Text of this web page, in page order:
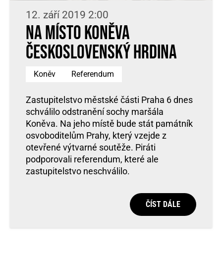
12. září 2019 2:00
Na místo Koněva
československý hrdina
Koněv Referendum
Zastupitelstvo městské části Praha 6 dnes
schválilo odstranění sochy maršála
Koněva. Na jeho místě bude stát památník
osvoboditelům Prahy, který vzejde z
otevřené výtvarné soutěže. Piráti
podporovali referendum, které ale
zastupitelstvo neschválilo.
ČÍST DÁLE